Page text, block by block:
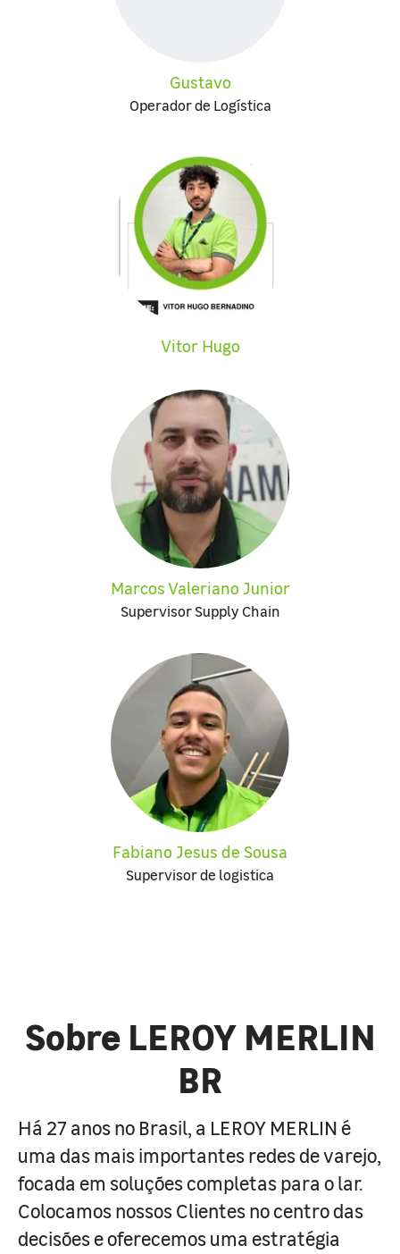
Gustavo
Operador de Logística
Vitor Hugo
Marcos Valeriano Junior
Supervisor Supply Chain
Fabiano Jesus de Sousa
Supervisor de logistica
Sobre LEROY MERLIN
BR
Há 27 anos no Brasil, a LEROY MERLIN é
uma das mais importantes redes de varejo,
focada em soluções completas para o lar.
Colocamos nossos Clientes no centro das
decisões e oferecemos uma estratégia